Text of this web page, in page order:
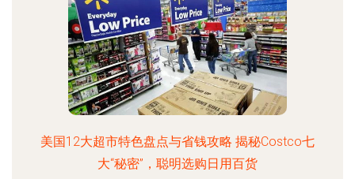
美国12大超市特色盘点与省钱攻略 揭秘Costco七
大“秘密”，聪明选购日用百货